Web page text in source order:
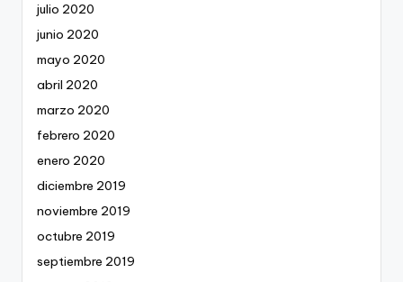
julio 2020
junio 2020
mayo 2020
abril 2020
marzo 2020
febrero 2020
enero 2020
diciembre 2019
noviembre 2019
octubre 2019
septiembre 2019